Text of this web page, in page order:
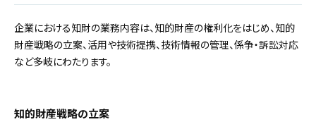
企業における知財の業務内容は、知的財産の権利化をはじめ、知的
財産戦略の立案、活用や技術提携、技術情報の管理、係争・訴訟対応
など多岐にわたります。
知的財産戦略の立案